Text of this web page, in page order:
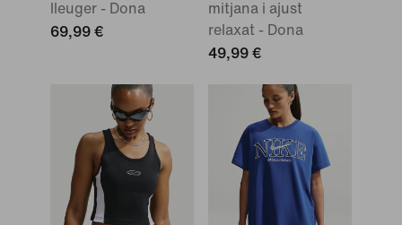
lleuger - Dona
69,99 €
mitjana i ajust
relaxat - Dona
49,99 €